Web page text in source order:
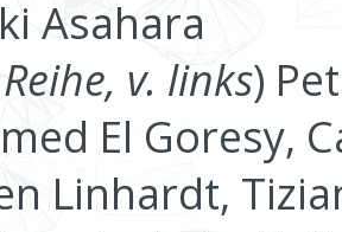
Asahara
v. links)
El Goresy,
Linhardt,